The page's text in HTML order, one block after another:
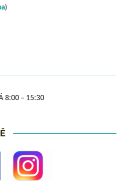
)
8:00 – 15:30